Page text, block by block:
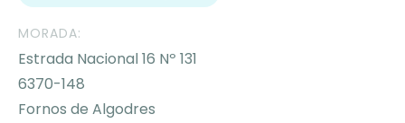
MORADA:
Estrada Nacional 16 Nº 131
6370-148
Fornos de Algodres